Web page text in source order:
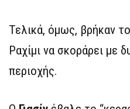
Τελικά, όμως, βρήκαν
Ραχίμι να σκοράρει με
περιοχής.